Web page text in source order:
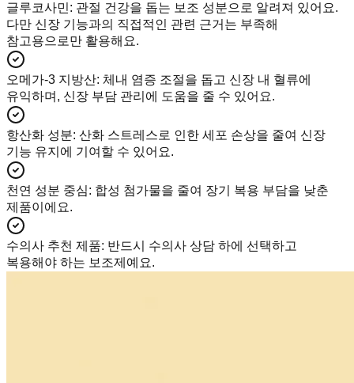
글루코사민: 관절 건강을 돕는 보조 성분으로 알려져 있어요.
다만 신장 기능과의 직접적인 관련 근거는 부족해
참고용으로만 활용해요.
오메가-3 지방산: 체내 염증 조절을 돕고 신장 내 혈류에
유익하며, 신장 부담 관리에 도움을 줄 수 있어요.
항산화 성분: 산화 스트레스로 인한 세포 손상을 줄여 신장
기능 유지에 기여할 수 있어요.
천연 성분 중심: 합성 첨가물을 줄여 장기 복용 부담을 낮춘
제품이에요.
수의사 추천 제품: 반드시 수의사 상담 하에 선택하고
복용해야 하는 보조제예요.